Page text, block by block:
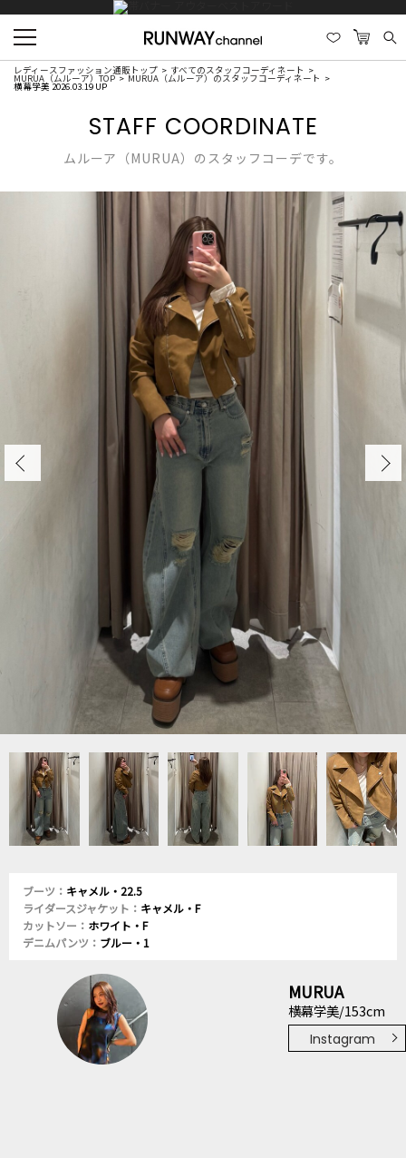
レディースファッション通販トップ すべてのスタッフコーディネート
MURUA（ムルーア）TOP MURUA（ムルーア）のスタッフコーディネート
横幕学美 2026.03.19 UP
STAFF COORDINATE
ムルーア（MURUA）のスタッフコーデです。
ブーツ： キャメル・22.5
ライダースジャケット： キャメル・F
カットソー： ホワイト・F
デニムパンツ： ブルー・1
MURUA
横幕学美/153cm
Instagram